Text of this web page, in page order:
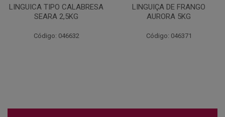
LINGUICA TIPO CALABRESA
SEARA 2,5KG
Código: 046632
LINGUIÇA DE FRANGO
AURORA 5KG
Código: 046371